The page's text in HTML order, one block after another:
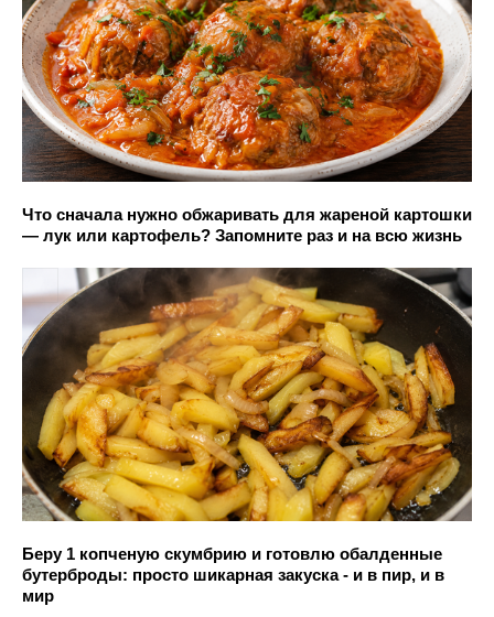
Что сначала нужно обжаривать для жареной картошки
— лук или картофель? Запомните раз и на всю жизнь
Беру 1 копченую скумбрию и готовлю обалденные
бутерброды: просто шикарная закуска - и в пир, и в
мир